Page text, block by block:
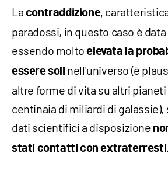
La contraddizione,
paradossi, in questo caso è
essendo molto elevata la
essere soli nell'universo (è
altre forme di vita su altri
centinaia di miliardi di galassie),
dati scientifici a disposizione
stati contatti con extraterresti.